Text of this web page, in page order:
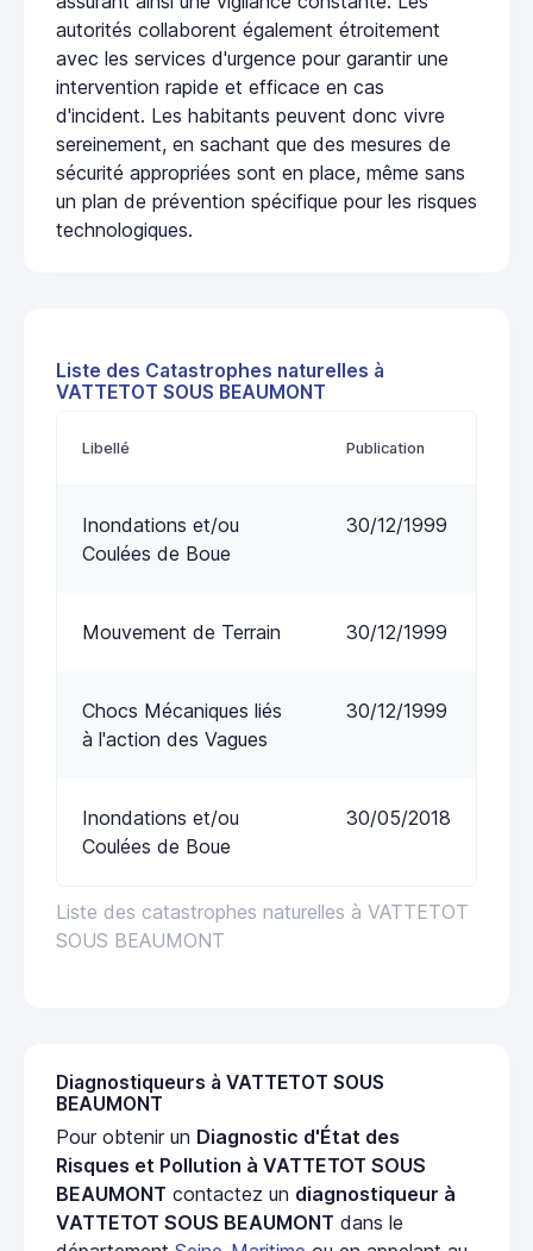
autorités collaborent également étroitement
avec les services d'urgence pour garantir une
intervention rapide et efficace en cas
d'incident. Les habitants peuvent donc vivre
sereinement, en sachant que des mesures de
sécurité appropriées sont en place, même sans
un plan de prévention spécifique pour les risques
technologiques.
Liste des Catastrophes naturelles à
VATTETOT SOUS BEAUMONT
Liste des catastrophes naturelles à VATTETOT
SOUS BEAUMONT
Libellé Publication
Inondations et/ou
Coulées de Boue
30/12/1999
Mouvement de Terrain 30/12/1999
Chocs Mécaniques liés
à l'action des Vagues
30/12/1999
Inondations et/ou
Coulées de Boue
30/05/2018
Diagnostiqueurs à VATTETOT SOUS
BEAUMONT
Pour obtenir un Diagnostic d'État des
Risques et Pollution à VATTETOT SOUS
BEAUMONT contactez un diagnostiqueur à
VATTETOT SOUS BEAUMONT dans le